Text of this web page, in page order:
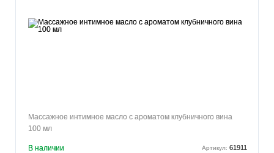
Массажное интимное масло с ароматом клубничного вина
100 мл
В наличии Артикул: 61911